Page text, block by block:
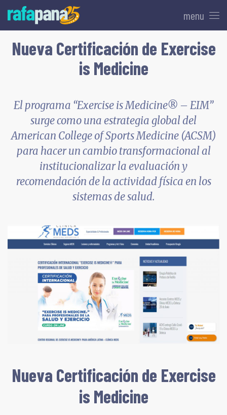
menu
Nueva Certificación de Exercise
is Medicine
El programa “Exercise is Medicine® – EIM”
surge como una estrategia global del
American College of Sports Medicine (ACSM)
para hacer un cambio transformacional al
institucionalizar la evaluación y
recomendación de la actividad física en los
sistemas de salud.
Nueva Certificación de Exercise
is Medicine